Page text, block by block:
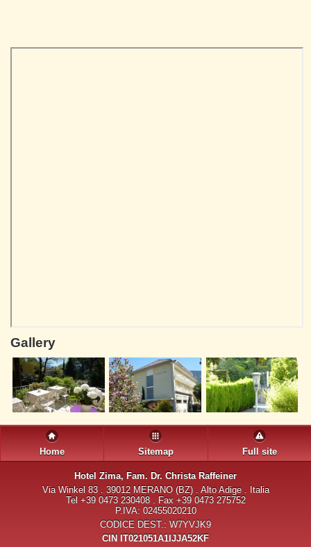
Gallery
Home Sitemap Full site
Hotel Zima, Fam. Dr. Christa Raffeiner
Via Winkel 83 . 39012 MERANO (BZ) . Alto Adige . Italia
Tel +39 0473 230408 . Fax +39 0473 275752
P.IVA: 02455020210
CODICE DEST.: W7YVJK9
CIN IT021051A1IJJA52KF